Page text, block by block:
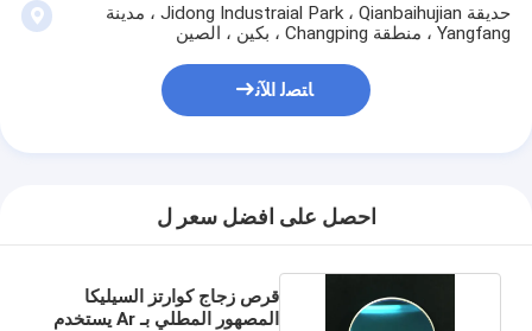
حديقة Jidong Industraial Park ، Qianbaihujian ، مدينة
Yangfang ، منطقة Changping ، بكين ، الصين
ﺎﺘﺼﻟ ﺍﻶﻧ
احصل على افضل سعر ل
قرص زجاج كوارتز السيليكا
المصهور المطلي بـ Ar يستخدم